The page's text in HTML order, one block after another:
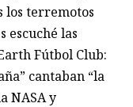
los terremotos
escuché las
Fútbol Club:
cantaban “la
NASA y